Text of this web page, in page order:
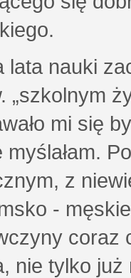
nauki
mi się
z
-
coraz
tylko już